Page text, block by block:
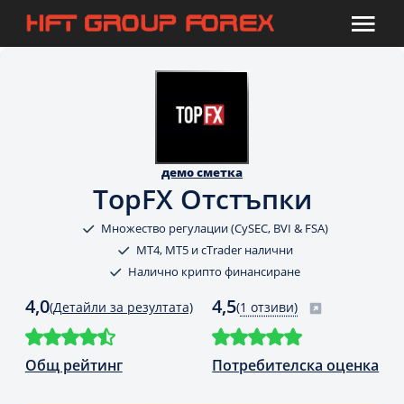
демо сметка
TopFX Отстъпки
Множество регулации (CySEC, BVI & FSA)
MT4, MT5 и cTrader налични
Налично крипто финансиране
4,0(Детайли за резултата)
Общ рейтинг
4,5(1 отзиви)
Потребителска оценка